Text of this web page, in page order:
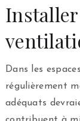
Installer
Dans les
régulièrement
adéquats